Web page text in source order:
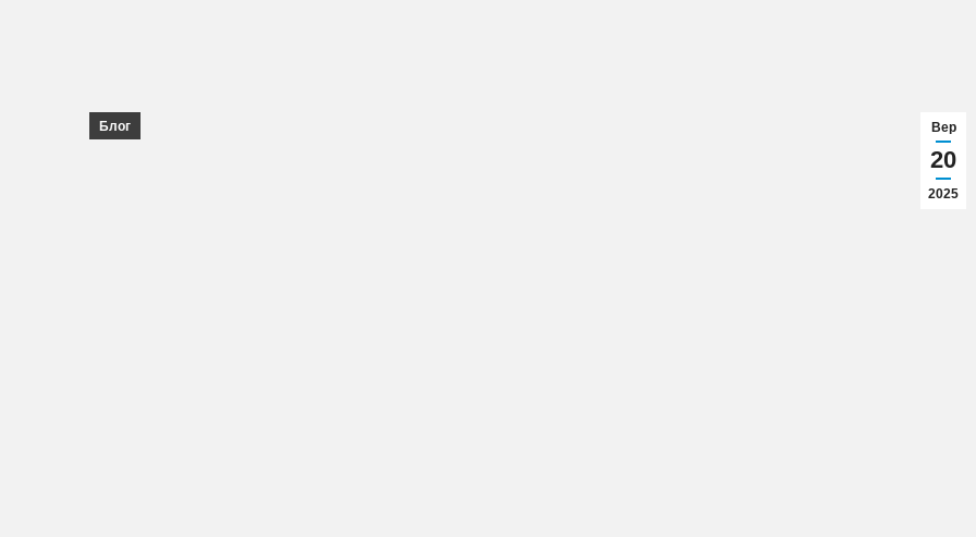
Вер
20
2025
Блог